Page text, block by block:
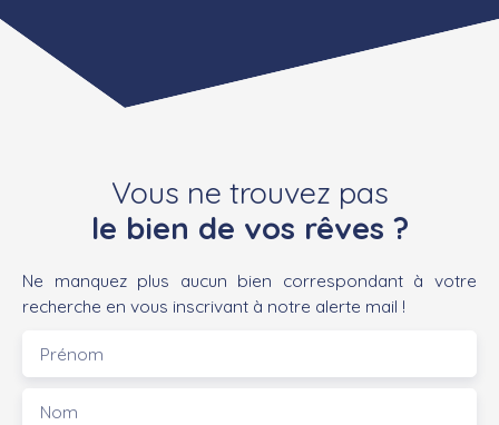
Vous ne trouvez pas
le bien de vos rêves ?
Ne manquez plus aucun bien correspondant à votre
recherche en vous inscrivant à notre alerte mail !
Prénom
Nom